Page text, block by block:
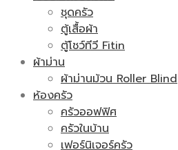
ชุดครัว
ตู้เสื้อผ้า
ตู้โชว์ทีวี Fitin
ผ้าม่าน
ผ้าม่านม้วน Roller Blind
ห้องครัว
ครัวออฟฟิศ
ครัวในบ้าน
เฟอร์นิเจอร์ครัว